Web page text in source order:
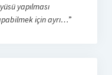
yapılması
için ayrı…”